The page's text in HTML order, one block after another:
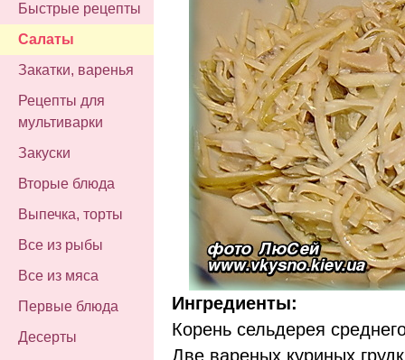
Быстрые рецепты
Салаты
Закатки, варенья
Рецепты для
мультиварки
Закуски
Вторые блюда
Выпечка, торты
Все из рыбы
Все из мяса
Первые блюда
Десерты
Ингредиенты:
Корень сельдерея
Две вареных куриных